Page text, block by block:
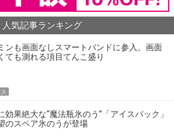
人気記事ランキング
ンも画面なしスマートバンドに参入。画面
ても測れる項目てんこ盛り
効果絶大な“魔法瓶氷のう”「アイスパック」
のスペア氷のうが登場